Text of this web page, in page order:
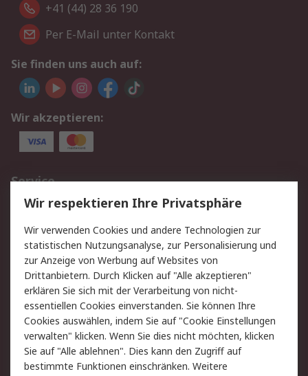
+41 (44) 28 36 190
Per E-Mail unter Kontakt
Sie finden uns auch auf:
Wir akzeptieren:
Service
Value Added Services
Lieferlösungen
Rücksendungen
Kontakt
Hilfe
Rechtliches
AGB
Datenschutz
Cookie-Richtlinie
Zahlungsbedingungen
Copyright/Impressum
Wir respektieren Ihre Privatsphäre
Wir verwenden Cookies und andere Technologien zur
statistischen Nutzungsanalyse, zur Personalisierung und
zur Anzeige von Werbung auf Websites von
Drittanbietern. Durch Klicken auf "Alle akzeptieren"
erklären Sie sich mit der Verarbeitung von nicht-
essentiellen Cookies einverstanden. Sie können Ihre
Cookies auswählen, indem Sie auf "Cookie Einstellungen
verwalten" klicken. Wenn Sie dies nicht möchten, klicken
Sie auf "Alle ablehnen". Dies kann den Zugriff auf
bestimmte Funktionen einschränken. Weitere